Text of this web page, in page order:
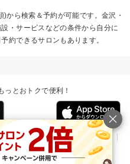
)から検索＆予約が可能です。金沢・
・サービスなどの条件から自分に
約できるサロンもあります。
っとおトクで便利！
プ リリース情報
利用規約
ロン様